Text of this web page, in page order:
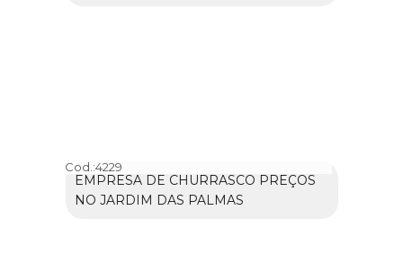
Cod.:4229
EMPRESA DE CHURRASCO PREÇOS
NO JARDIM DAS PALMAS